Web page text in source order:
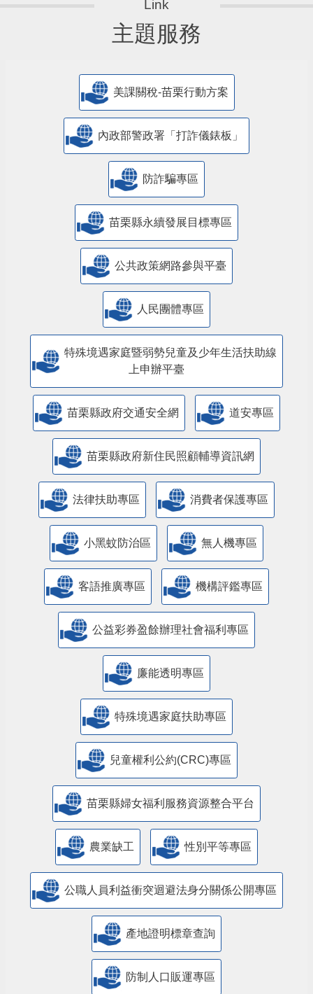
主題服務
美課關稅-苗栗行動方案
內政部警政署「打詐儀錶板」
防詐騙專區
苗栗縣永續發展目標專區
公共政策網路參與平臺
人民團體專區
特殊境遇家庭暨弱勢兒童及少年生活扶助線
上申辦平臺
苗栗縣政府交通安全網 道安專區
苗栗縣政府新住民照顧輔導資訊網
法律扶助專區 消費者保護專區
小黑蚊防治區 無人機專區
客語推廣專區 機構評鑑專區
公益彩券盈餘辦理社會福利專區
廉能透明專區
特殊境遇家庭扶助專區
兒童權利公約(CRC)專區
苗栗縣婦女福利服務資源整合平台
農業缺工 性別平等專區
公職人員利益衝突迴避法身分關係公開專區
產地證明標章查詢
防制人口販運專區